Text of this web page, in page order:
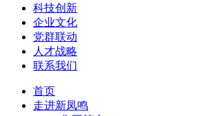
科技创新
企业文化
党群联动
人才战略
联系我们
首页
走进新凤鸣